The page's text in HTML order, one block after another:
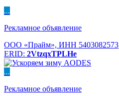
...
Рекламное объявление
ООО «Прайм», ИНН 5403082573
ERID: 2VtzqxTPLHe
...
Рекламное объявление